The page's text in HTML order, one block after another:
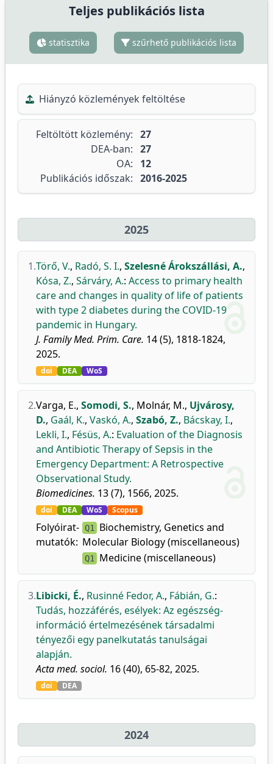
Teljes publikációs lista
statisztika szűrhető publikációs lista
Hiányzó közlemények feltöltése
Feltöltött közlemény: 27
DEA-ban: 27
OA:
12
Publikációs időszak: 2016-2025
2025
1.Törő, V., Radó, S. I., Szelesné Árokszállási, A.,
Kósa, Z., Sárváry, A.: Access to primary health
care and changes in quality of life of patients
with type 2 diabetes during the COVID-19
pandemic in Hungary.
J. Family Med. Prim. Care. 14 (5), 1818-1824,
2025.
doi DEA WoS
2.Varga, E., Somodi, S., Molnár, M., Ujvárosy,
D., Gaál, K., Vaskó, A., Szabó, Z., Bácskay, I.,
Lekli, I., Fésüs, A.: Evaluation of the Diagnosis
and Antibiotic Therapy of Sepsis in the
Emergency Department: A Retrospective
Observational Study.
Biomedicines. 13 (7), 1566, 2025.
doi DEA WoS Scopus
Folyóirat-
mutatók:
Q1 Biochemistry, Genetics and
Molecular Biology (miscellaneous)
Q1 Medicine (miscellaneous)
3.Libicki, É., Rusinné Fedor, A., Fábián, G.:
Tudás, hozzáférés, esélyek: Az egészség-
információ értelmezésének társadalmi
tényezői egy panelkutatás tanulságai
alapján.
Acta med. sociol. 16 (40), 65-82, 2025.
doi DEA
2024